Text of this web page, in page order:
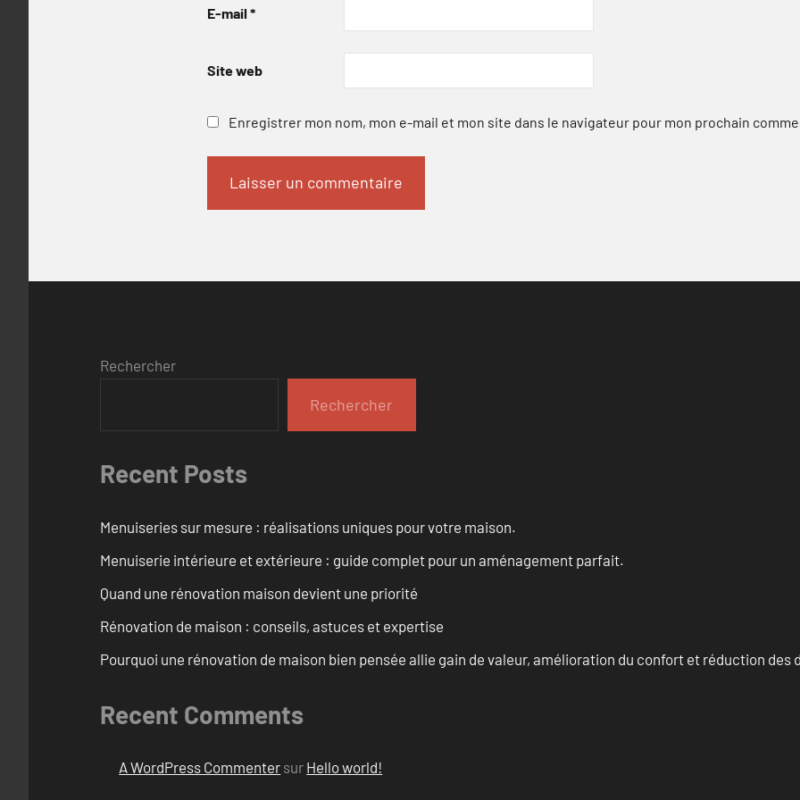
E-mail *
Site web
Enregistrer mon nom, mon e-mail et mon site dans le navigateur pour mon prochain
Rechercher
Rechercher
Recent Posts
Menuiseries sur mesure : réalisations uniques pour votre maison.
Menuiserie intérieure et extérieure : guide complet pour un aménagement parfait.
Quand une rénovation maison devient une priorité
Rénovation de maison : conseils, astuces et expertise
Pourquoi une rénovation de maison bien pensée allie gain de valeur, amélioration du confort et réduction des
Recent Comments
A WordPress Commenter sur Hello world!